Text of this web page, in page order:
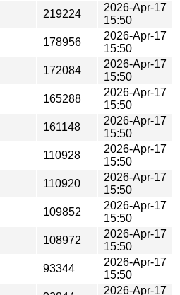
219224
2026-Apr-17
15:50
178956
2026-Apr-17
15:50
172084
2026-Apr-17
15:50
165288
2026-Apr-17
15:50
161148
2026-Apr-17
15:50
110928
2026-Apr-17
15:50
110920
2026-Apr-17
15:50
109852
2026-Apr-17
15:50
108972
2026-Apr-17
15:50
93344
2026-Apr-17
15:50
2026-Apr-17